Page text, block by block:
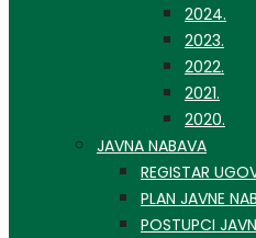
2024.
2023.
2022.
2021.
2020.
JAVNA NABAVA
REGISTAR
PLAN JAVNE
POSTUPCI